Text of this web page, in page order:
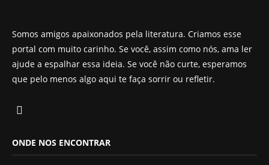
Somos amigos apaixonados pela literatura. Criamos esse
portal com muito carinho. Se você, assim como nós, ama ler
ajude a espalhar essa ideia. Se você não curte, esperamos
que pelo menos algo aqui te faça sorrir ou refletir.
ONDE NOS ENCONTRAR